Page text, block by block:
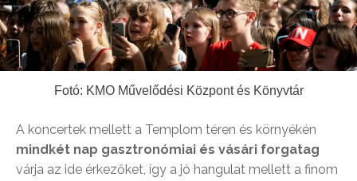
Fotó: KMO Művelődési Központ és Könyvtár
A koncertek mellett a Templom téren és környékén
mindkét nap gasztronómiai és vásári forgatag
várja az ide érkezőket, így a jó hangulat mellett a finom